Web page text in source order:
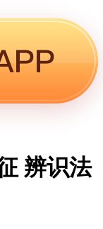
辨识法